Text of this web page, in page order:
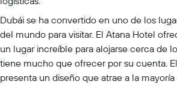
Dubái se ha convertido en uno de los
del mundo para visitar. El Atana Hotel
un lugar increíble para alojarse cerca de
tiene mucho que ofrecer por su cuenta.
presenta un diseño que atrae a la